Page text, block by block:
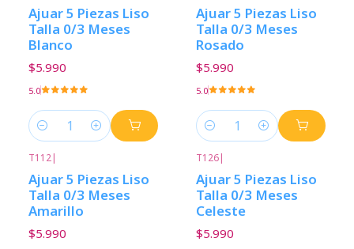
Ajuar 5 Piezas Liso
Talla 0/3 Meses
Blanco
$5.990
5.0
Cantidad
Ajuar 5 Piezas Liso
Talla 0/3 Meses
Rosado
$5.990
5.0
Cantidad
T112|
Ajuar 5 Piezas Liso
Talla 0/3 Meses
Amarillo
$5.990
T126|
Ajuar 5 Piezas Liso
Talla 0/3 Meses
Celeste
$5.990